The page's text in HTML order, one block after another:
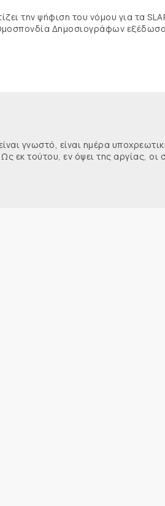
την ψήφιση του νόμου για τα
Δημοσιογράφων
γνωστό, είναι ημέρα
εν όψει της αργίας, οι